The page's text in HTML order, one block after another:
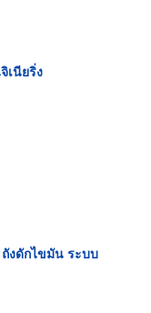
เนียริ่ง
งดักไขมัน ระบบ